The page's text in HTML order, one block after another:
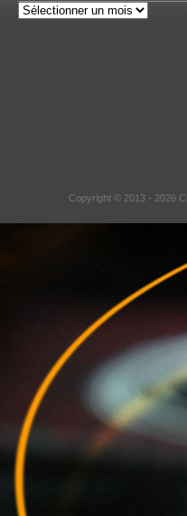
Archives
Copyright © 2013 - 2026